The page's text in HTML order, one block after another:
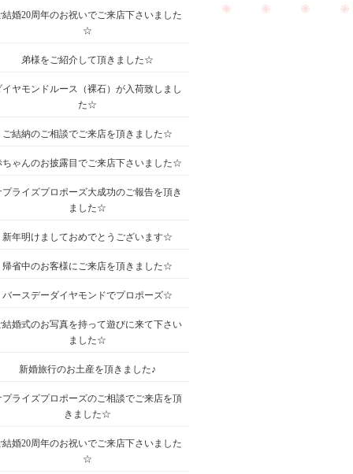
結婚20周年のお祝いでご来店下さいました
☆
弟様をご紹介して頂きました☆
イヤモンドルース（裸石）が入荷致しまし
た☆
ご結納のご相談でご来店を頂きました☆
ちゃんのお披露目でご来店下さいました☆
プライズプロポーズ大成功のご報告を頂き
ました☆
新年明けましておめでとうございます☆
帰省中のお客様にご来店を頂きました☆
バースデーダイヤモンドでプロポーズ☆
結婚式のお写真を持って遊びに来て下さい
ました☆
新婚旅行のお土産を頂きました♪
プライズプロポーズのご相談でご来店を頂
きました☆
結婚20周年のお祝いでご来店下さいました
☆